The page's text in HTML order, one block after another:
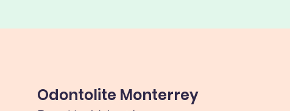
Odontolite Monterrey